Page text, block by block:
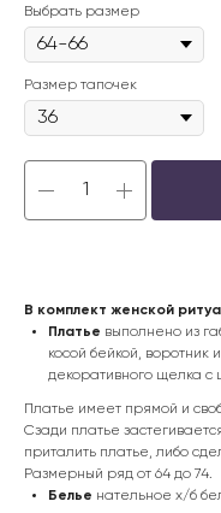
Выбрать размер
Размер тапочек
В комплект женской
Платье выполнено из
косой бейкой, воротник
декоративного щелка с
Платье имеет прямой и
Сзади платье
приталить платье, либо
Размерный ряд от 64 до 74.
Белье нательное х/б